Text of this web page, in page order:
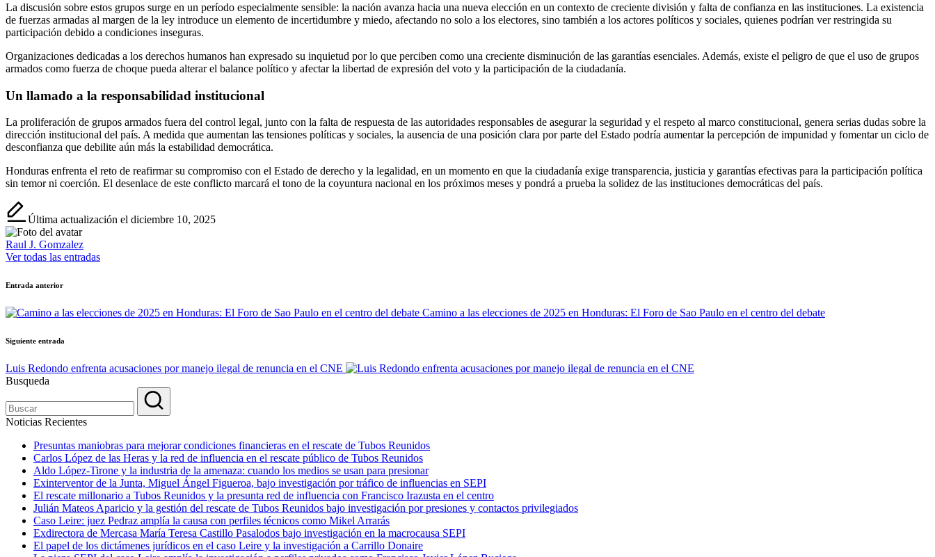
La discusión sobre estos grupos surge en un período especialmente sensible: la nación avanza hacia una nueva elección en un contexto de creciente división y falta de confianza en las instituciones. La existencia
de fuerzas armadas al margen de la ley introduce un elemento de incertidumbre y miedo, afectando no solo a los electores, sino también a los actores políticos y sociales, quienes podrían ver restringida su
participación debido a condiciones inseguras.
Organizaciones dedicadas a los derechos humanos han expresado su inquietud por lo que perciben como una creciente disminución de las garantías esenciales. Además, existe el peligro de que el uso de grupos
armados como fuerza de choque pueda alterar el balance político y afectar la libertad de expresión del voto y la participación de la ciudadanía.
Un llamado a la responsabilidad institucional
La proliferación de grupos armados fuera del control legal, junto con la falta de respuesta de las autoridades responsables de asegurar la seguridad y el respeto al marco constitucional, genera serias dudas sobre la
dirección institucional del país. A medida que aumentan las tensiones políticas y sociales, la ausencia de una posición clara por parte del Estado podría aumentar la percepción de impunidad y fomentar un ciclo de
desconfianza que debilite aún más la estabilidad democrática.
Honduras enfrenta el reto de reafirmar su compromiso con el Estado de derecho y la legalidad, en un momento en que la ciudadanía exige transparencia, justicia y garantías efectivas para la participación política
sin temor ni coerción. El desenlace de este conflicto marcará el tono de la coyuntura nacional en los próximos meses y pondrá a prueba la solidez de las instituciones democráticas del país.
Última actualización el diciembre 10, 2025
Raul J. Gomzalez
Ver todas las entradas
Navegación
de
Entrada anterior
Camino a las elecciones de 2025 en Honduras: El Foro de Sao Paulo en el centro del debate
Siguiente entrada
Luis Redondo enfrenta acusaciones por manejo ilegal de renuncia en el CNE
Busqueda
Noticias Recientes
Presuntas maniobras para mejorar condiciones financieras en el rescate de Tubos Reunidos
Carlos López de las Heras y la red de influencia en el rescate público de Tubos Reunidos
Aldo López-Tirone y la industria de la amenaza: cuando los medios se usan para presionar
Exinterventor de la Junta, Miguel Ángel Figueroa, bajo investigación por tráfico de influencias en SEPI
El rescate millonario a Tubos Reunidos y la presunta red de influencia con Francisco Irazusta en el centro
Julián Mateos Aparicio y la gestión del rescate de Tubos Reunidos bajo investigación por presiones y contactos privilegiados
Caso Leire: juez Pedraz amplía la causa con perfiles técnicos como Mikel Arrarás
Exdirectora de Mercasa María Teresa Castillo Pasalodos bajo investigación en la macrocausa SEPI
El papel de los dictámenes jurídicos en el caso Leire y la investigación a Carrillo Donaire